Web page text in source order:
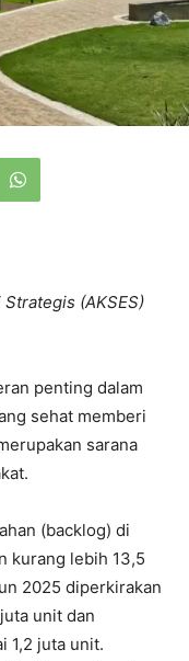
(AKSES)
penting dalam
sehat memberi
sarana
(backlog) di
kurang lebih 13,5
2025 diperkirakan
unit dan
1,2 juta unit.